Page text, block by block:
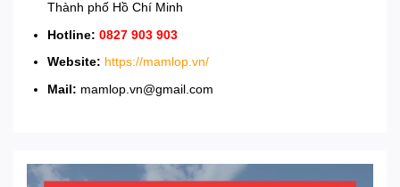
Thành phố Hồ Chí Minh
Hotline:0827 903 903
Website: https://mamlop.vn/
Mail: mamlop.vn@gmail.com